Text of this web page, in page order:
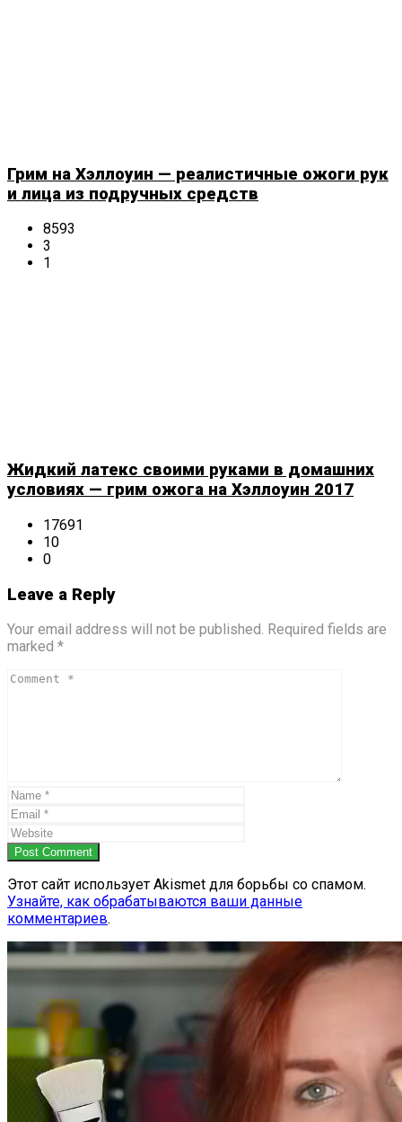
Грим на Хэллоуин — реалистичные ожоги рук
и лица из подручных средств
8593
3
1
Жидкий латекс своими руками в домашних
условиях — грим ожога на Хэллоуин 2017
17691
10
0
Leave a Reply
Your email address will not be published. Required fields are
marked *
Post Comment
Этот сайт использует Akismet для борьбы со спамом.
Узнайте, как обрабатываются ваши данные
комментариев.